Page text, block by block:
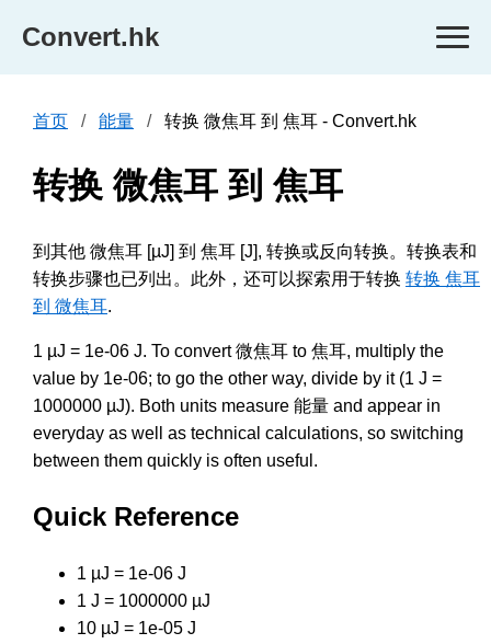
Convert.hk
首页 能量 转换 微焦耳 到 焦耳 - Convert.hk
转换 微焦耳 到 焦耳
到其他 微焦耳 [µJ] 到 焦耳 [J], 转换或反向转换。转换表和
转换步骤也已列出。此外，还可以探索用于转换 转换 焦耳
到 微焦耳.
1 µJ = 1e-06 J. To convert 微焦耳 to 焦耳, multiply the
value by 1e-06; to go the other way, divide by it (1 J =
1000000 µJ). Both units measure 能量 and appear in
everyday as well as technical calculations, so switching
between them quickly is often useful.
Quick Reference
1 µJ = 1e-06 J
1 J = 1000000 µJ
10 µJ = 1e-05 J